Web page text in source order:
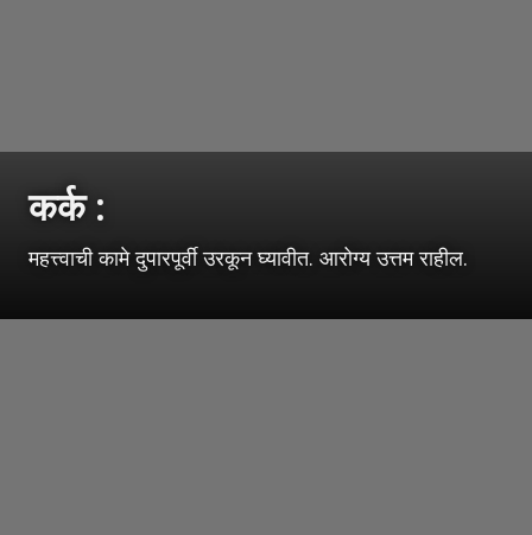
कर्क :
महत्त्वाची कामे दुपारपूर्वी उरकून घ्यावीत. आरोग्य उत्तम राहील.